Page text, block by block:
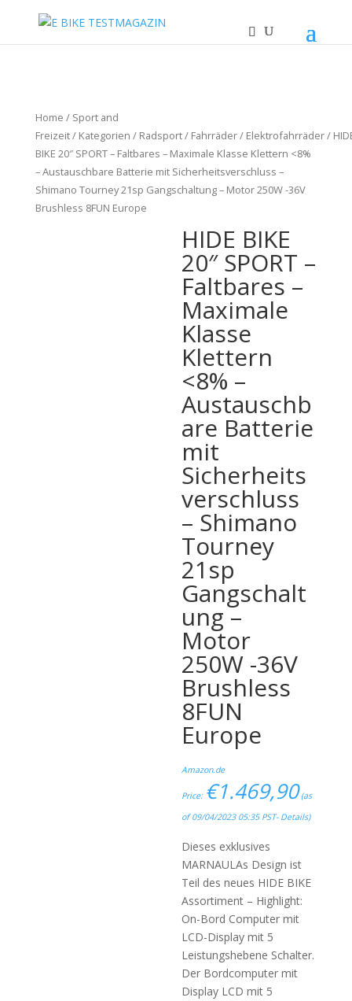
Home / Sport and
Freizeit/ Kategorien / Radsport/ Fahrräder/ Elektrofahrräder/
BIKE 20″ SPORT – Faltbares – Maximale Klasse Klettern <8%
– Austauschbare Batterie mit Sicherheitsverschluss –
Shimano Tourney 21sp Gangschaltung – Motor 250W -36V
Brushless 8FUN Europe
HIDE BIKE
20″ SPORT –
Faltbares –
Maximale
Klasse
Klettern
<8% –
Austauschb
are Batterie
mit
Sicherheits
verschluss
– Shimano
Tourney
21sp
Gangschalt
ung –
Motor
250W -36V
Brushless
8FUN
Europe
Amazon.de
Price: €1.469,90(as
of 09/04/2023 05:35 PST- Details)
Dieses exklusives
MARNAULAs Design ist
Teil des neues HIDE BIKE
Assortiment – Highlight:
On-Bord Computer mit
LCD-Display mit 5
Leistungshebene Schalter.
Der Bordcomputer mit
Display LCD mit 5